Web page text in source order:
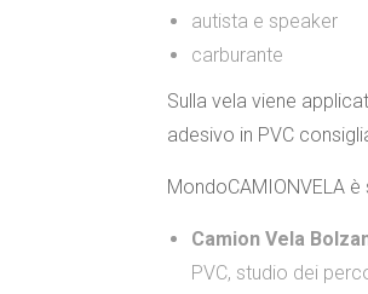
autista e speaker
carburante
Sulla vela viene
adesivo in PVC
MondoCAMIONVELA
Camion Vela
PVC, studio dei